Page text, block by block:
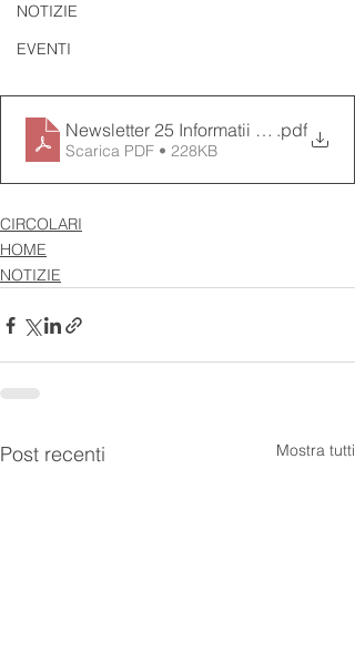
NOTIZIE
EVENTI
Newsletter 25 Informatii utile.pdf
Scarica PDF • 228KB
CIRCOLARI
HOME
NOTIZIE
Post recenti Mostra tutti